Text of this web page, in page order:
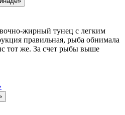
жирный тунец с легким
правильная, рыба обнимала
тот же. За счет рыбы выше